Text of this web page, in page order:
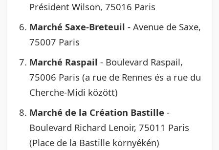
Président Wilson, 75016 Paris
Marché Saxe-Breteuil - Avenue de Saxe,
75007 Paris
Marché Raspail - Boulevard Raspail,
75006 Paris (a rue de Rennes és a rue du
Cherche-Midi között)
Marché de la Création Bastille -
Boulevard Richard Lenoir, 75011 Paris
(Place de la Bastille környékén)